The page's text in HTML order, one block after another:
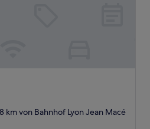
km von Bahnhof Lyon Jean Macé